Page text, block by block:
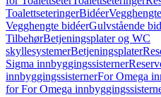
ToalettseteringerBidéer
Vegghengte bidéerGulvstående
TilbehørBetjeningsplater og WC
skyllesystemerBetjeningsplater
Sigma innbyggingssisterner
innbyggingssisternerFor Omega
for For Omega